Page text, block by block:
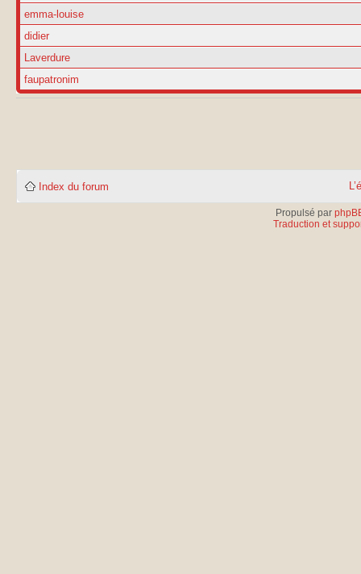
emma-louise
didier
Laverdure
faupatronim
Index du forum
Propulsé par
Traduction et